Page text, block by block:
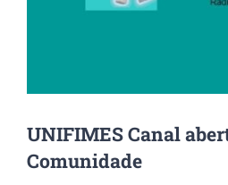
UNIFIMES Canal
Comunidade